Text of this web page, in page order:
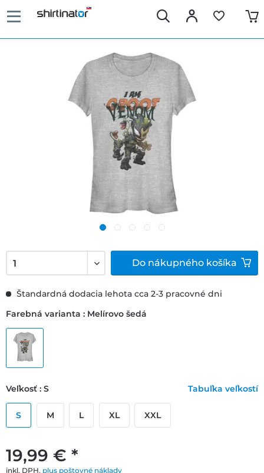
19,99 € *
inkl. DPH. plus poštovné náklady
Štandardná dodacia lehota cca 2-3 pracovné dni
Farebná varianta : Melírovo šedá
Veľkosť : S Tabuľka veľkostí
S M L XL XXL
Do nákupného košíka